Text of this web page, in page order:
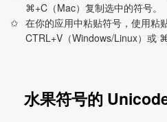
⌘+C（Mac）复制选中的符号。
在你的应用中粘贴符号，使用粘
CTRL+V（Windows/Linux）或
水果符号的